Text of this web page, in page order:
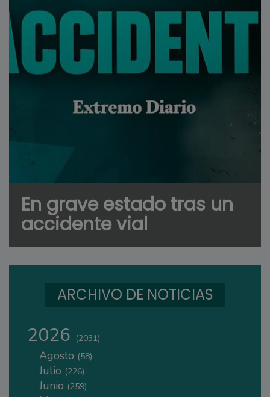
En grave estado tras un
accidente vial
ARCHIVO DE NOTICIAS
2026 (2031)
Agosto (58)
Julio (226)
Junio (259)